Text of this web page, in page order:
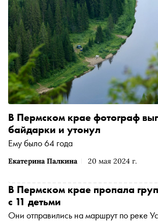
Екатерина Палкина 20 мая 2024 г.
В Пермском крае фотограф
байдарки и утонул
Ему было 64 года
В Пермском крае пропала
с 11 детьми
Они отправились на маршрут по реке